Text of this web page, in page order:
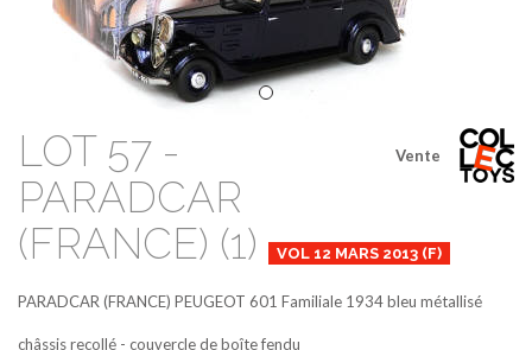
Vente
LOT 57 -
PARADCAR
(FRANCE) (1)
VOL 12 MARS 2013 (F)
PARADCAR (FRANCE) PEUGEOT 601 Familiale 1934bleu métallisé
châssis recollé - couvercle de boîte fendu